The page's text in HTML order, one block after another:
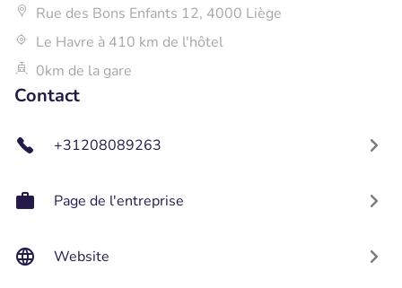
Rue des Bons Enfants 12, 4000 Liège
Le Havre à 410 km de l'hôtel
0km de la gare
Contact
+31208089263
Page de l'entreprise
Website